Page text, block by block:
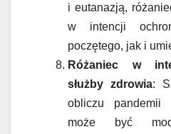
i eutanazją,
w intencji
poczętego, jak i
Różaniec w
służby zdrowia:
obliczu pandemii
może być